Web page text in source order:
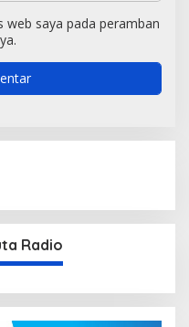
web saya pada peramban
Radio